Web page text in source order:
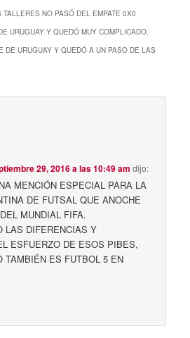
TALLERES NO PASÓ DEL EMPATE 0X0
URUGUAY Y QUEDÓ MUY COMPLICADO.
DE URUGUAY Y QUEDÓ A UN PASO DE LAS
29, 2016 a las 10:49 am dijo:
MENCIÓN ESPECIAL PARA LA
DE FUTSAL QUE ANOCHE
MUNDIAL FIFA.
LAS DIFERENCIAS Y
ESFUERZO DE ESOS PIBES,
TAMBIÉN ES FUTBOL 5 EN